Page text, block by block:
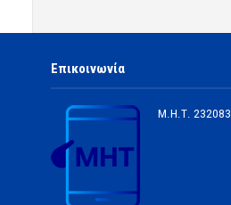
Επικοινωνία
Μ.Η.Τ. 232083